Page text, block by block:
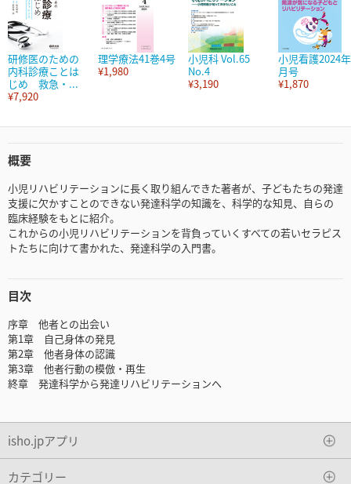
研修医のための
内科診療ことは
じめ 救急・...
¥7,920
理学療法41巻4号
¥1,980
小児科 Vol.65
No.4
¥3,190
小児看護2024
月号
¥1,870
概要
小児リハビリテーションに長く取り組んできた著者が、子どもたちの発達
支援に欠かすことのできない発達科学の知識を、科学的な知見、自らの
臨床経験をもとに紹介。
これからの小児リハビリテーションを背負っていくすべての若いセラピス
トたちに向けて書かれた、発達科学の入門書。
目次
序章 他者との出会い
第1章 自己身体の発見
第2章 他者身体の認識
第3章 他者行動の模倣・再生
終章 発達科学から発達リハビリテーションへ
isho.jpアプリ
カテゴリー